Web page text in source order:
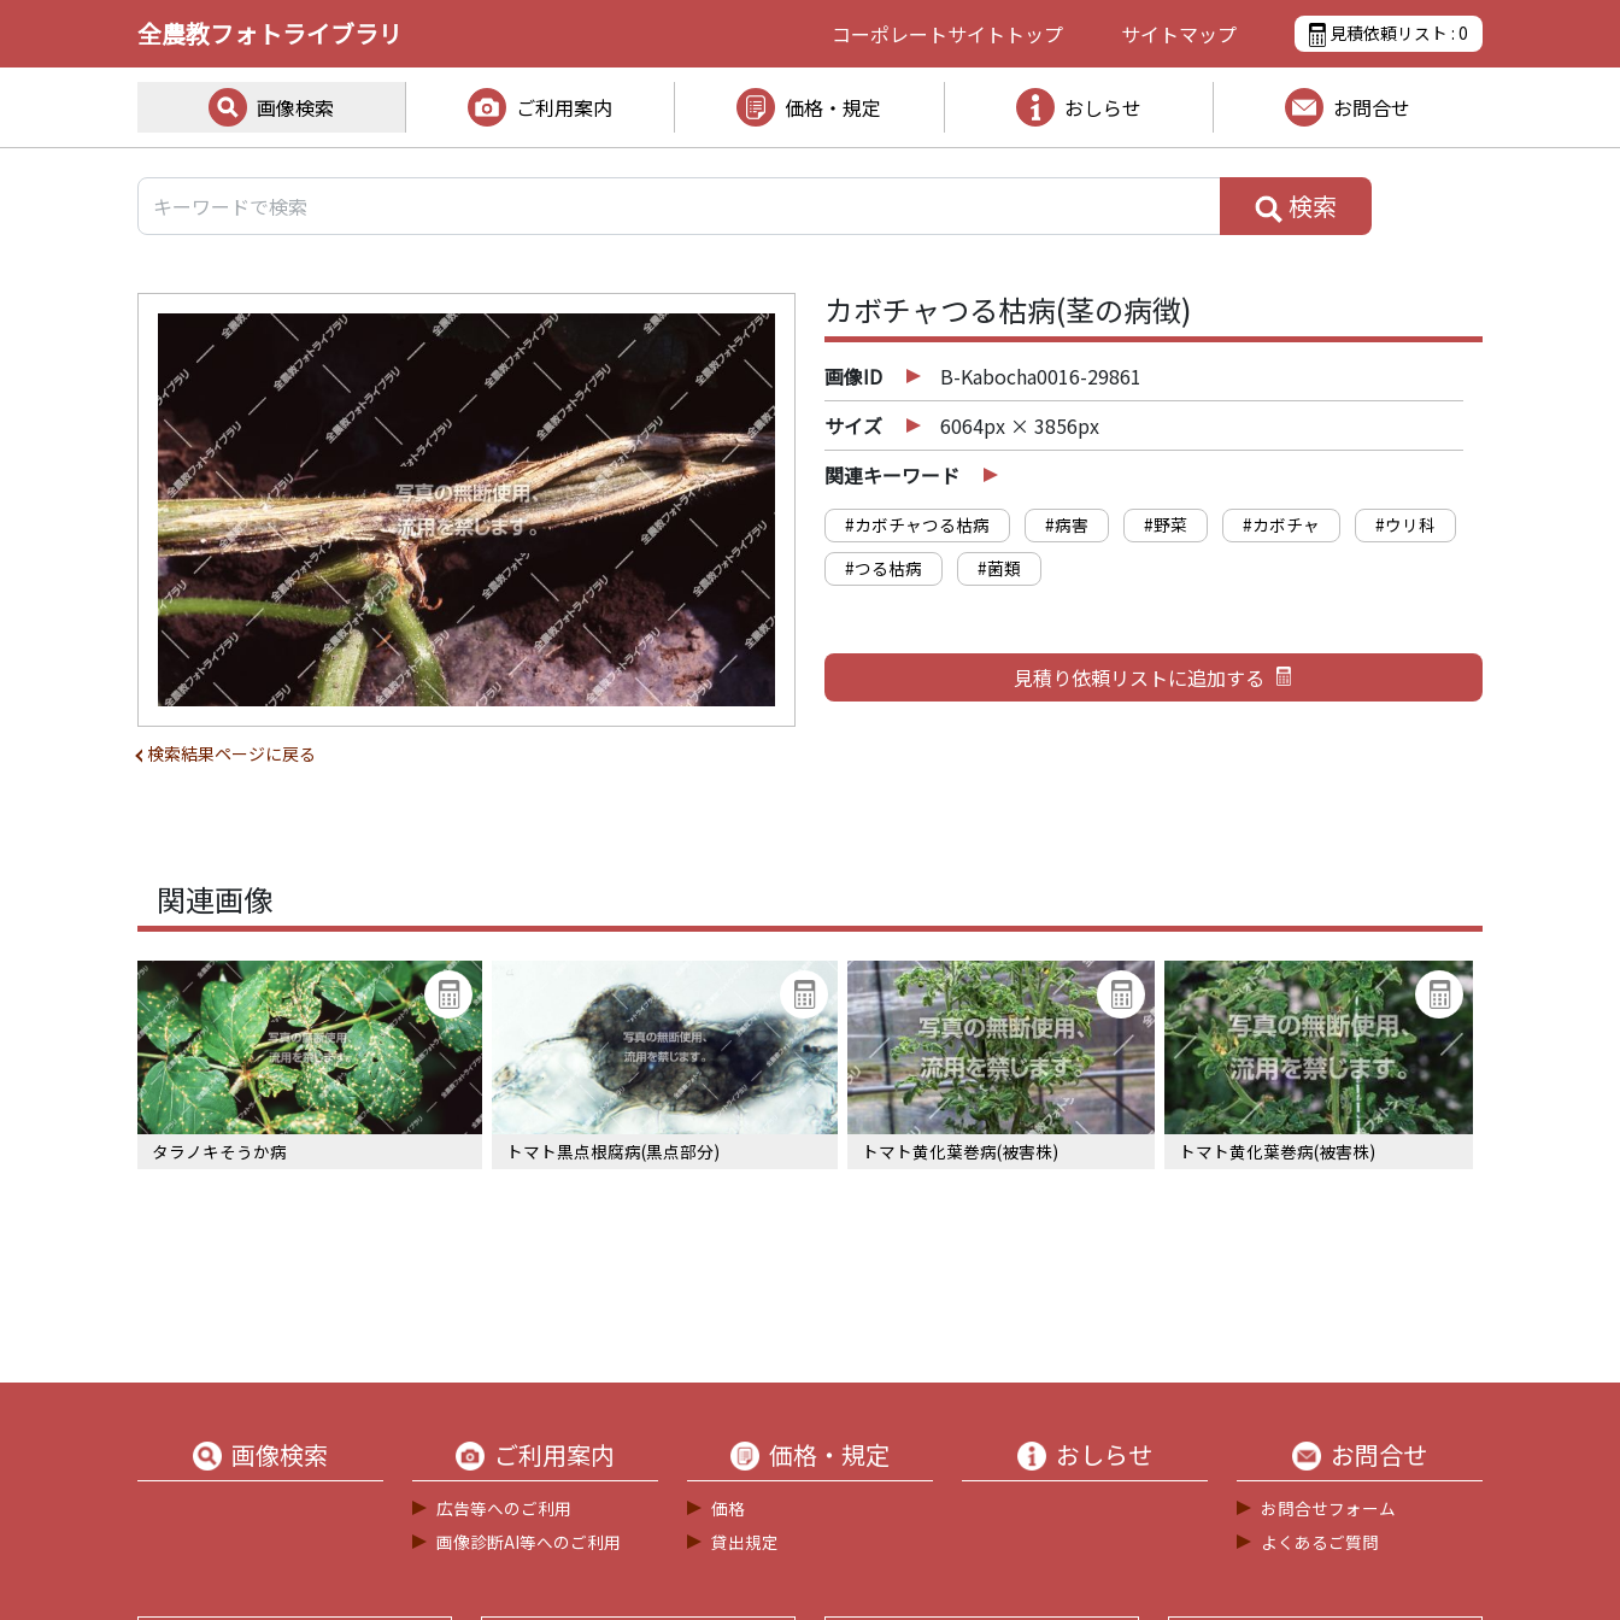
全農教フォトライブラリ コーポレートサイト トップ サイトマップ 見積依頼リスト : 0
画像検索 ご利用案内 価格・規定 おしらせ お問合せ
検索
検索結果ページに戻る
カボチャつる枯病(茎の病徴)
画像ID
B-Kabocha0016-29861
サイズ
6064px × 3856px
関連キーワード
#カボチャつる枯病 #病害 #野菜 #カボチャ
#ウリ科
#つる枯病
#菌類
関連画像
タラノキそうか病 トマト黒点根腐病(黒点部分) トマト黄化葉巻病(被害株) トマト黄化葉巻病(被害株)
画像検索 ご利用案内
広告等へのご利用
画像診断AI等へのご利用
価格・規定
価格
貸出規定
おしらせ お問合せ
お問合せフォーム
よくあるご質問